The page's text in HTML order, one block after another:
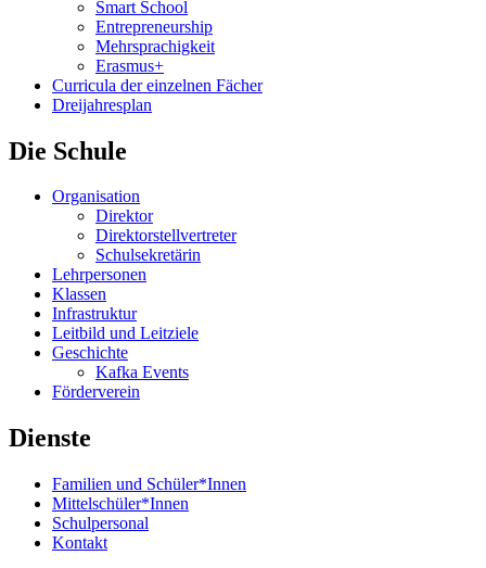
Smart School
Entrepreneurship
Mehrsprachigkeit
Erasmus+
Curricula der einzelnen Fächer
Dreijahresplan
Die Schule
Organisation
Direktor
Direktorstellvertreter
Schulsekretärin
Lehrpersonen
Klassen
Infrastruktur
Leitbild und Leitziele
Geschichte
Kafka Events
Förderverein
Dienste
Familien und Schüler*Innen
Mittelschüler*Innen
Schulpersonal
Kontakt